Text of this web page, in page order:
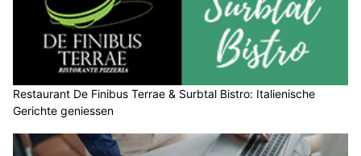
Restaurant De Finibus Terrae & Surbtal Bistro: Italienische
Gerichte geniessen